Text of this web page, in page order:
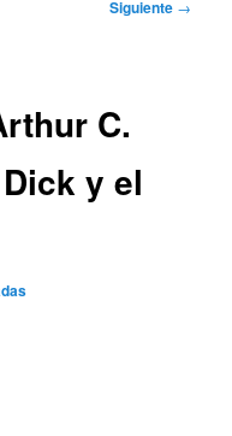
Siguiente →
C.
y el